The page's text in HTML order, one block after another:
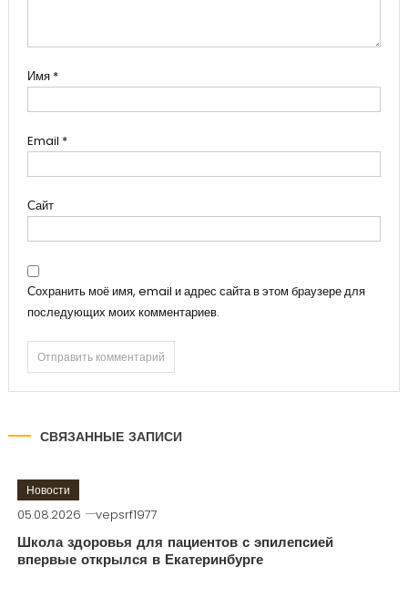
Имя *
Email *
Сайт
Сохранить моё имя, email и адрес сайта в этом браузере для
последующих моих комментариев.
СВЯЗАННЫЕ ЗАПИСИ
Новости
05.08.2026 vepsrf1977
Школа здоровья для пациентов с эпилепсией
впервые открылся в Екатеринбурге